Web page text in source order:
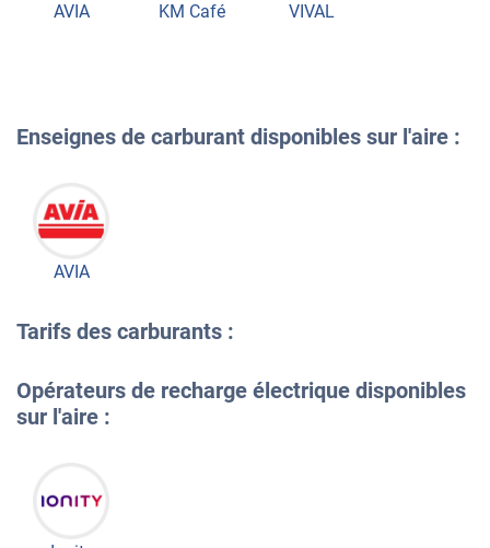
AVIA KM Café VIVAL
Enseignes de carburant disponibles sur l'aire :
AVIA
Tarifs des carburants :
Opérateurs de recharge électrique disponibles
sur l'aire :